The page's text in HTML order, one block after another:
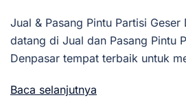
Jual & Pasang Pintu Partisi Geser
datang di Jual dan Pasang Pintu
Denpasar tempat terbaik untuk
Baca selanjutnya